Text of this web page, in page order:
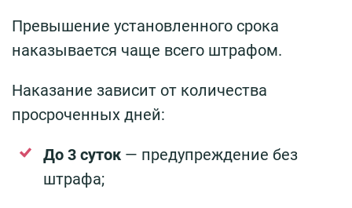
Превышение установленного срока
наказывается чаще всего штрафом.
Наказание зависит от количества
просроченных дней:
До 3 суток — предупреждение без
штрафа;